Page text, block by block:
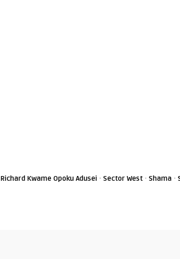
Richard Kwame Opoku Adusei · Sector West · Shama ·